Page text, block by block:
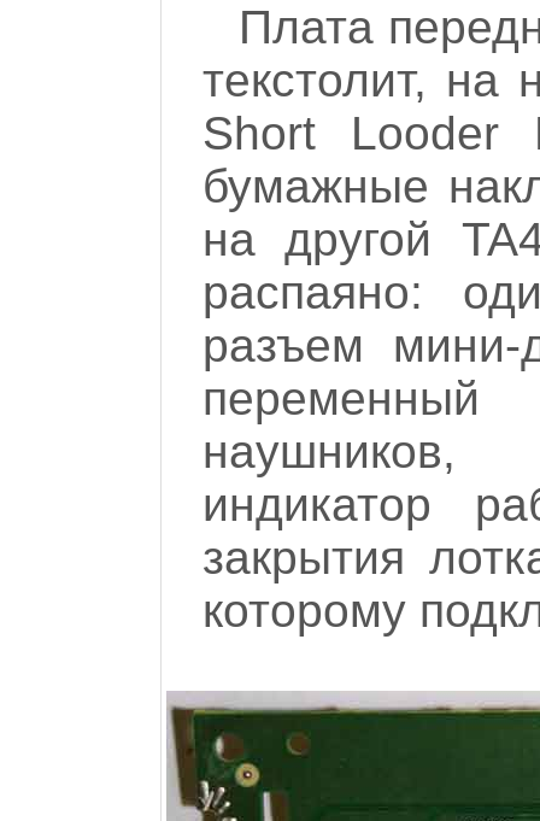
Плата
текстолит, на
Short Looder
бумажные
на другой
распаяно:
разъем
индикатор
закрытия
которому